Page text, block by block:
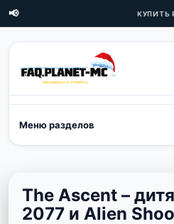
📢 КУПИТЬ
Меню разделов
The Ascent –
2077 и Alien